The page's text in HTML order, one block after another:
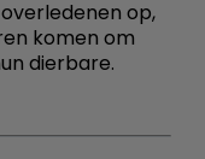
op,
komen om
dierbare.